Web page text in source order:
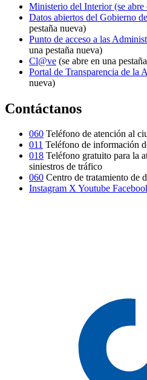
Ministerio del Interior(se abre
Datos abiertos del Gobierno
pestaña nueva)
Punto de acceso a las
una pestaña nueva)
Cl@ve (se abre en una
Portal de Transparencia de la
nueva)
Contáctanos
060 Teléfono de atención al
011 Teléfono de información
018 Teléfono gratuito para la
siniestros de tráfico
060 Centro de tratamiento de
Instagram XYoutube